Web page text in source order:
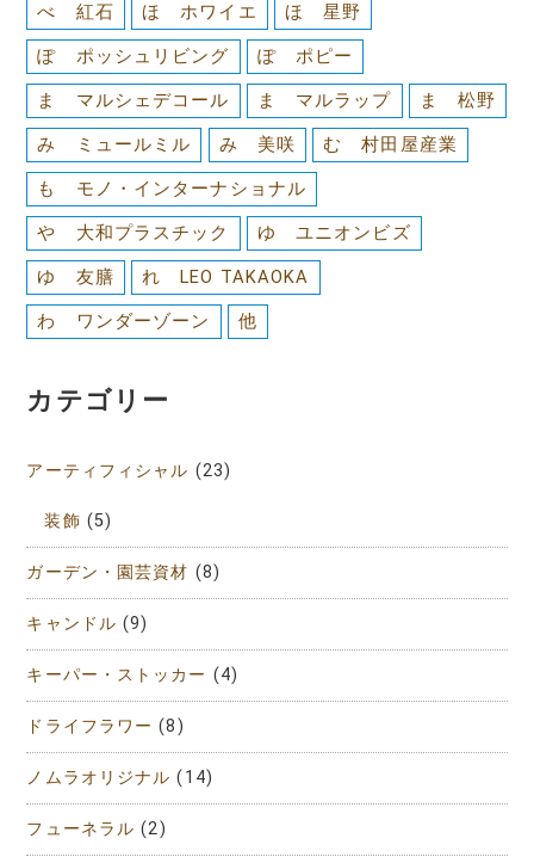
べ 紅石 ほ ホワイエ ほ 星野
ぽ ポッシュリビング ぽ ポピー
ま マルシェデコール ま マルラップ ま 松野
み ミュールミル み 美咲 む 村田屋産業
も モノ・インターナショナル
や 大和プラスチック ゆ ユニオンビズ
ゆ 友膳 れ LEO TAKAOKA
わ ワンダーゾーン 他
カテゴリー
アーティフィシャル (23)
装飾 (5)
ガーデン・園芸資材 (8)
キャンドル (9)
キーパー・ストッカー (4)
ドライフラワー (8)
ノムラオリジナル (14)
フューネラル (2)